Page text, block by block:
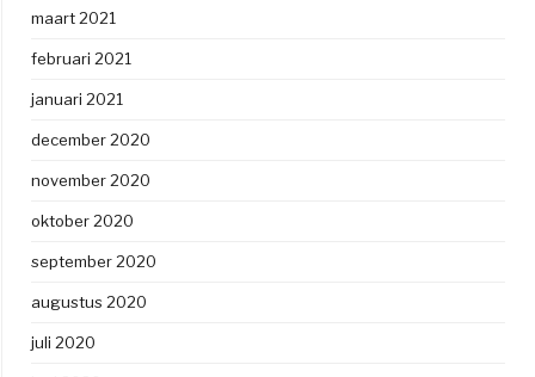
maart 2021
februari 2021
januari 2021
december 2020
november 2020
oktober 2020
september 2020
augustus 2020
juli 2020